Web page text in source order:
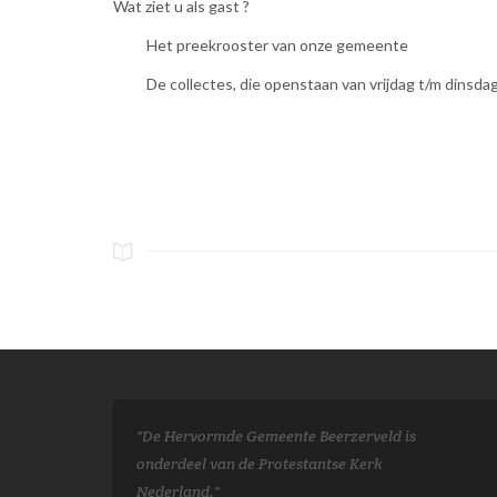
Wat ziet u als gast ?
Het preekrooster van onze gemeente
De collectes, die openstaan van vrijdag t/m
De Hervormde Gemeente Beerzerveld is
onderdeel van de Protestantse Kerk
Nederland.